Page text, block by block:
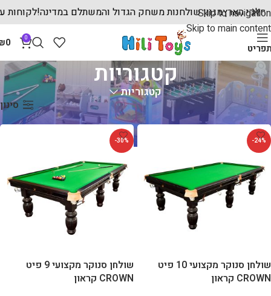
Skip to navigation
Skip to main content
0
0
קטגוריות
קטגוריות
עמוד הבית קטגוריות סינון
-24%
שולחן סנוקר מקצועי 10 פיט
CROWN קראון
-30%
שולחן סנוקר מקצועי 9 פיט
CROWN קראון
מגוון שולחנות משחק הגדול והמשתלם במדינה!חלקי הארץ